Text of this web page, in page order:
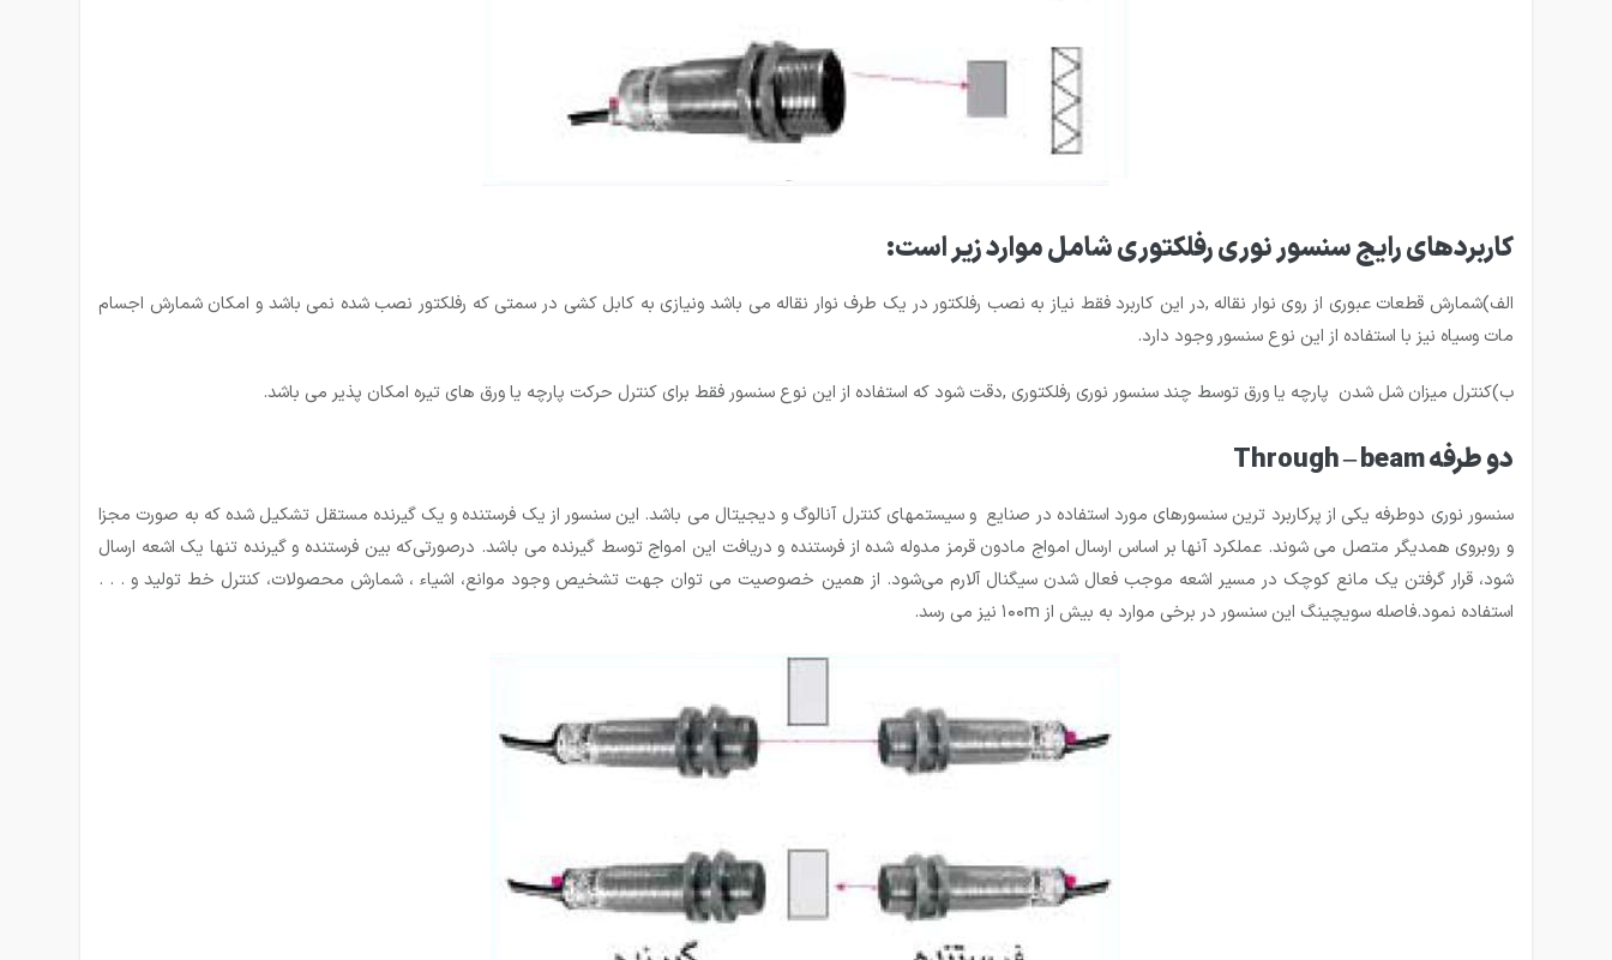
کاربردهای رایج سنسور نوری رفلکتوری شامل موارد زیر است:
الف)شمارش قطعات عبوری از روی نوار نقاله ,در این کاربرد فقط نیاز به نصب رفلکتور در یک طرف نوار نقاله می باشد ونیازی به کابل کشی در سمتی که رفلکتور نصب شده نمی باشد و امکان شمارش اجسام
مات وسیاه نیز با استفاده از این نوع سنسور وجود دارد.
ب)کنترل میزان شل شدن پارچه یا ورق توسط چند سنسور نوری رفلکتوری ,دقت شود که استفاده از این نوع سنسور فقط برای کنترل حرکت پارچه یا ورق های تیره امکان پذیر می باشد.
دو طرفه Through – beam
سنسور نوری دوطرفه یکی از پرکاربرد ترین سنسورهای مورد استفاده در صنایع و سیستمهای کنترل آنالوگ و دیجیتال می باشد. این سنسور از یک فرستنده و یک گیرنده مستقل تشکیل شده که به صورت مجزا
و روبروی همدیگر متصل می شوند. عملکرد آنها بر اساس ارسال امواج مادون قرمز مدوله شده از فرستنده و دریافت این امواج توسط گیرنده می باشد. درصورتی‌که بین فرستنده و گیرنده تنها یک اشعه ارسال
شود، قرار گرفتن یک مانع کوچک در مسیر اشعه موجب فعال شدن سیگنال آلارم می‌شود. از همین خصوصیت می توان جهت تشخیص وجود موانع، اشیاء ، شمارش محصولات، کنترل خط تولید و . . .
استفاده نمود.فاصله سویچینگ این سنسور در برخی موارد به بیش از ۱۰۰m نیز می رسد.